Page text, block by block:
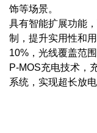
饰等场景。
具有智能扩展功能
制，提升实用性和
10%，光线覆盖范
P-MOS充电技术，
系统，实现超长放